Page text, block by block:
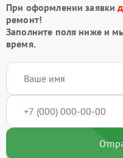
При оформлении заявки
ремонт!
Заполните поля ниже и
время.